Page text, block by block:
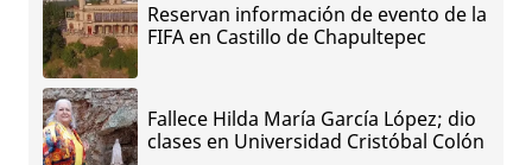
Reservan información de evento de la
FIFA en Castillo de Chapultepec
Fallece Hilda María García López; dio
clases en Universidad Cristóbal Colón